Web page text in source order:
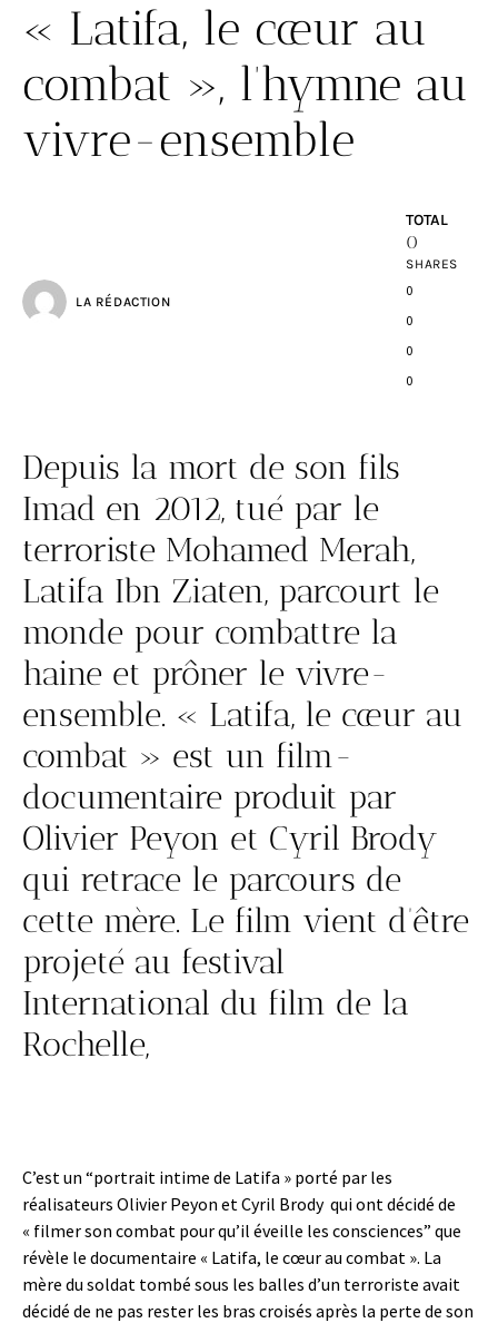
« Latifa, le cœur au
combat », l’hymne au
vivre-ensemble
LA RÉDACTION
TOTAL
0
SHARES
0
0
0
0
Depuis la mort de son fils
Imad en 2012, tué par le
terroriste Mohamed Merah,
Latifa Ibn Ziaten, parcourt le
monde pour combattre la
haine et prôner le vivre-
ensemble. « Latifa, le cœur au
combat » est un film-
documentaire produit par
Olivier Peyon et Cyril Brody
qui retrace le parcours de
cette mère. Le film vient d’être
projeté au festival
International du film de la
Rochelle,
C’est un “portrait intime de Latifa » porté par les
réalisateurs Olivier Peyon et Cyril Brody qui ont décidé de
« filmer son combat pour qu’il éveille les consciences” que
révèle le documentaire « Latifa, le cœur au combat ». La
mère du soldat tombé sous les balles d’un terroriste avait
décidé de ne pas rester les bras croisés après la perte de son